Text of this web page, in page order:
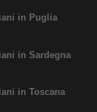
in Puglia
in Sardegna
in Toscana